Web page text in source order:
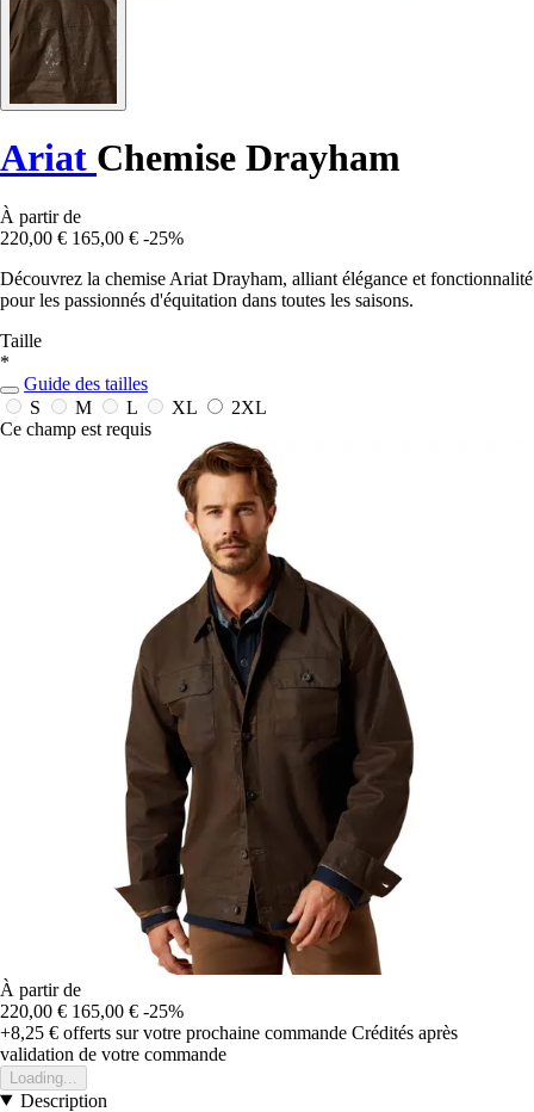
Ariat Chemise Drayham
À partir de
220,00 € 165,00 € -25%
Découvrez la chemise Ariat Drayham, alliant élégance et fonctionnalité
pour les passionnés d'équitation dans toutes les saisons.
Taille
*
Guide des tailles
S
M L XL
2XL
Ce champ est requis
À partir de
220,00 € 165,00 € -25%
+8,25 € offerts sur votre prochaine commande Crédités après
validation de votre commande
Loading...
Description